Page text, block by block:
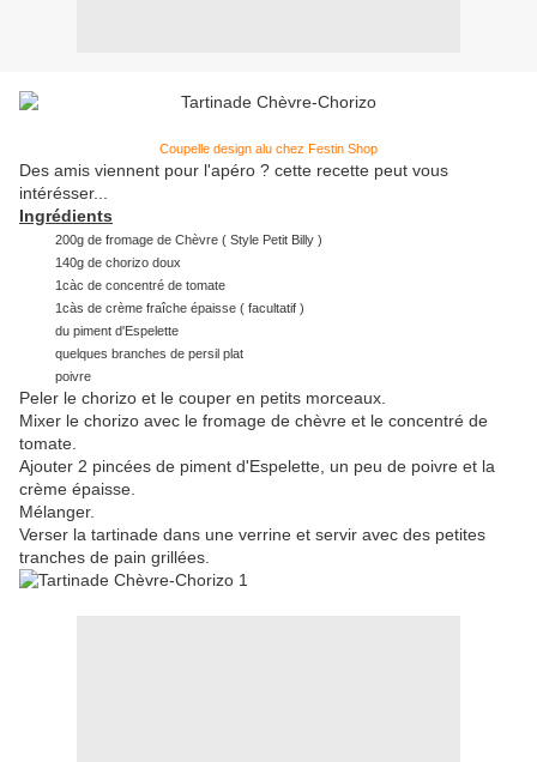
Coupelle design alu chez Festin Shop
Des amis viennent pour l'apéro ? cette recette peut vous
intérésser...
Ingrédients
200g de fromage de Chèvre ( Style Petit Billy )
140g de chorizo doux
1càc de concentré de tomate
1càs de crème fraîche épaisse ( facultatif )
du piment d'Espelette
quelques branches de persil plat
poivre
Peler le chorizo et le couper en petits morceaux.
Mixer le chorizo avec le fromage de chèvre et le concentré de
tomate.
Ajouter 2 pincées de piment d'Espelette, un peu de poivre et la
crème épaisse.
Mélanger.
Verser la tartinade dans une verrine et servir avec des petites
tranches de pain grillées.